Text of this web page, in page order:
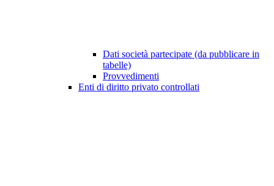
Dati società partecipate (da pubblicare in
tabelle)
Provvedimenti
Enti di diritto privato controllati